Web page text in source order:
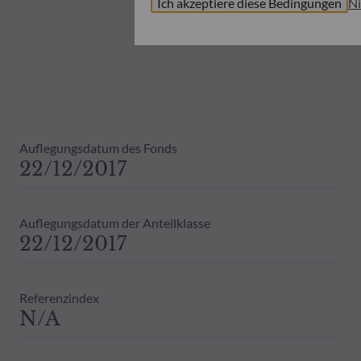
Auflegungsdatum des Fonds
22/12/2017
Auflegungsdatum der Anteilklasse
22/12/2017
Referenzindex
N/A
ODDO BHF AM haftet in keiner
ODDO BHF AM haftet auch nicht
Veröffentlichung oder der in ihr
Die steuerliche Behandlung von
Daher wird empfohlen, sich vor einer
Bestandsinformationen zu allen von
Vergangenheit darf nicht als
ausdrückliche oder stillschweigende